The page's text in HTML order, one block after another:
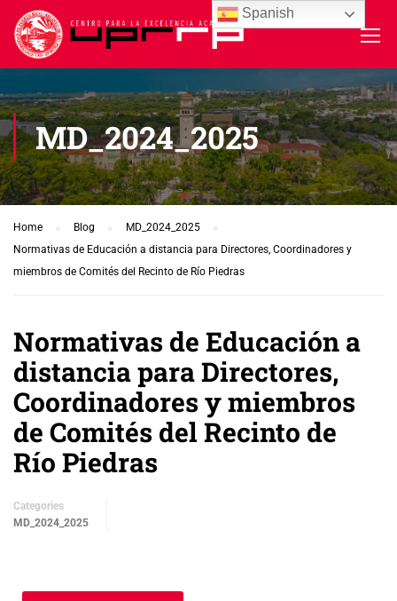
MD_2024_2025
Home Blog
MD_2024_2025
Normativas de Educación a distancia para Directores, Coordinadores y
miembros de Comités del Recinto de Río Piedras
Normativas de Educación a
distancia para Directores,
Coordinadores y miembros
de Comités del Recinto de
Río Piedras
Categories
MD_2024_2025
Spanish